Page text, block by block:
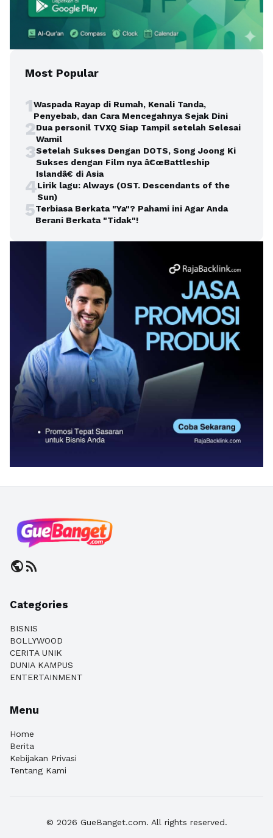
Most Popular
1Waspada Rayap di Rumah, Kenali Tanda,
Penyebab, dan Cara Mencegahnya Sejak Dini
2Dua personil TVXQ Siap Tampil setelah Selesai
Wamil
3Setelah Sukses Dengan DOTS, Song Joong Ki
Sukses dengan Film nya â€œBattleship
Islandâ€ di Asia
4Lirik lagu: Always (OST. Descendants of the
Sun)
5Terbiasa Berkata "Ya"? Pahami ini Agar Anda
Berani Berkata "Tidak"!
publicrss_feed
Categories
BISNIS
BOLLYWOOD
CERITA UNIK
DUNIA KAMPUS
ENTERTAINMENT
Menu
Home
Berita
Kebijakan Privasi
Tentang Kami
© 2026 GueBanget.com. All rights reserved.